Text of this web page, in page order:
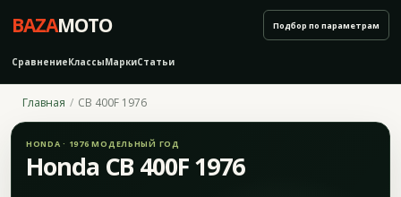
BAZAMOTO
СравнениеКлассыМаркиСтатьи
Подбор по параметрам
Главная CB 400F 1976
HONDA · 1976 МОДЕЛЬНЫЙ ГОД
Honda CB 400F 1976